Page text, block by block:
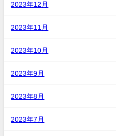
2023年12月
2023年11月
2023年10月
2023年9月
2023年8月
2023年7月